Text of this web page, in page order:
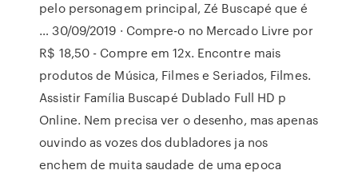
pelo personagem principal, Zé Buscapé que é
… 30/09/2019 · Compre-o no Mercado Livre por
R$ 18,50 - Compre em 12x. Encontre mais
produtos de Música, Filmes e Seriados, Filmes.
Assistir Família Buscapé Dublado Full HD p
Online. Nem precisa ver o desenho, mas apenas
ouvindo as vozes dos dubladores ja nos
enchem de muita saudade de uma epoca